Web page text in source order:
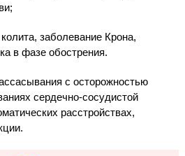
заболевание Крона,
в фазе обострения.
с осторожностью
сердечно-сосудистой
расстройствах,